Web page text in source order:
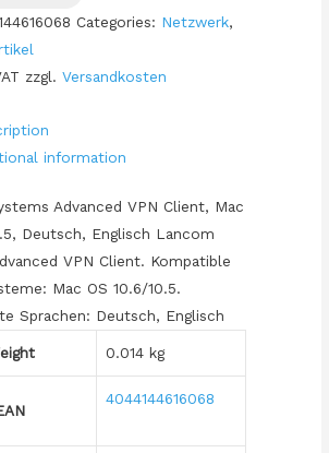
Categories: Netzwerk,
zzgl.Versandkosten
information
Advanced VPN Client, Mac
Deutsch, Englisch Lancom
VPN Client. Kompatible
Mac OS 10.6/10.5.
Sprachen: Deutsch, Englisch
0.014 kg
4044144616068